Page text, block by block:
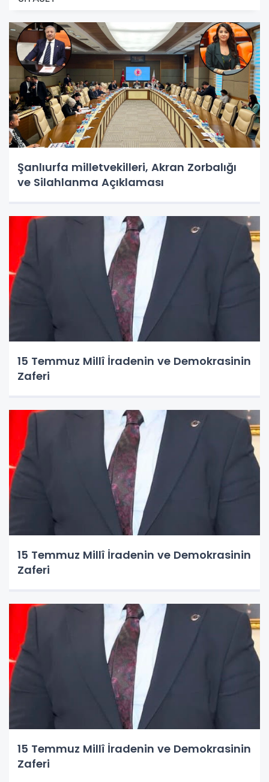
Şanlıurfa milletvekilleri, Akran Zorbalığı
ve Silahlanma Açıklaması
15 Temmuz Millî İradenin ve Demokrasinin
Zaferi
15 Temmuz Millî İradenin ve Demokrasinin
Zaferi
15 Temmuz Millî İradenin ve Demokrasinin
Zaferi